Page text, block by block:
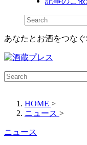
あなたとお酒をつな
HOME >
ニュース >
ニュース